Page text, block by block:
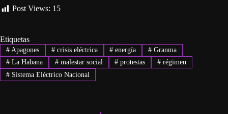
Post Views: 15
Etiquetas
#Apagones #crisis eléctrica # energía # Granma
#La Habana #malestar social # protestas # régimen
#Sistema Eléctrico Nacional